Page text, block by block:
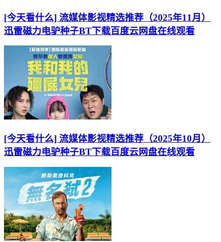
[今天看什么] 流媒体影视精选推荐（2025年11月）
迅雷磁力电驴种子BT下载百度云网盘在线观看
[今天看什么] 流媒体影视精选推荐（2025年10月）
迅雷磁力电驴种子BT下载百度云网盘在线观看